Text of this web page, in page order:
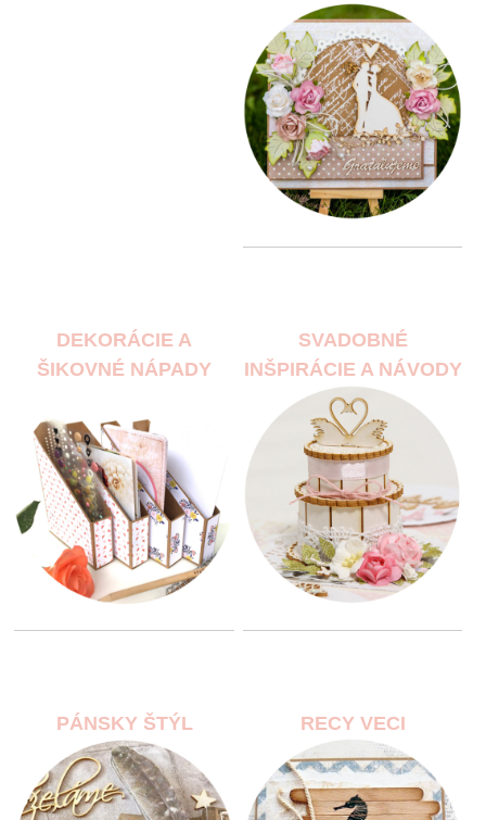
DEKORÁCIE A
ŠIKOVNÉ NÁPADY
SVADOBNÉ
INŠPIRÁCIE A NÁVODY
PÁNSKY ŠTÝL RECY VECI